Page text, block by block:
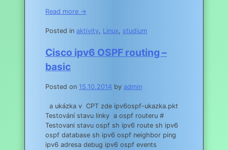
Read more →
Posted in aktivity, Linux, studium
Cisco ipv6 OSPF routing –
basic
Posted on 15.10.2014 by admin
a ukázka v CPT zde ipv6ospf-ukazka.pkt
Testování stavu linky a ospf routeru #
Testovani stavu ospf sh ipv6 route sh ipv6
ospf database sh ipv6 ospf neighbor ping
ipv6 adresa debug ipv6 ospf events